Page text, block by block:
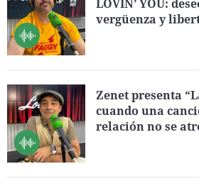
LOVIN’ YOU:
vergüenza y
Zenet presenta
cuando una
relación no se